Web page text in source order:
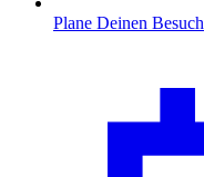
Plane Deinen Besuch